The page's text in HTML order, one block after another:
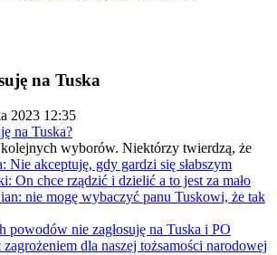
na Tuska
2023 12:35
na Tuska?
wyborów. Niektórzy twierdzą, że
Nie akceptuję, gdy gardzi się słabszym
On chce rządzić i dzielić a to jest za mało
nie mogę wybaczyć panu Tuskowi, że tak
powodów nie zagłosuję na Tuska i PO
dla naszej tożsamości narodowej